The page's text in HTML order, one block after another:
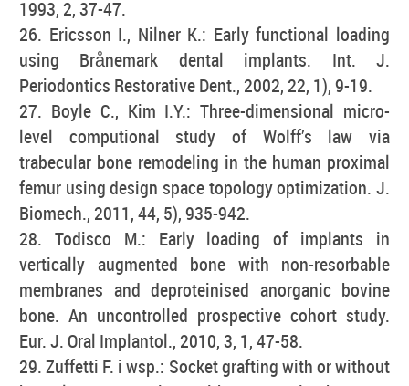
1993, 2, 37-47.
26. Ericsson I., Nilner K.: Early functional loading
using Brånemark dental implants. Int. J.
Periodontics Restorative Dent., 2002, 22, 1), 9-19.
27. Boyle C., Kim I.Y.: Three-dimensional micro-
level computional study of Wolff’s law via
trabecular bone remodeling in the human proximal
femur using design space topology optimization. J.
Biomech., 2011, 44, 5), 935-942.
28. Todisco M.: Early loading of implants in
vertically augmented bone with non-resorbable
membranes and deproteinised anorganic bovine
bone. An uncontrolled prospective cohort study.
Eur. J. Oral Implantol., 2010, 3, 1, 47-58.
29. Zuffetti F. i wsp.: Socket grafting with or without